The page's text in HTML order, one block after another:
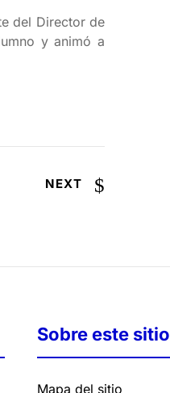
del Director de
y animó a
NEXT
Sobre este sitio
Mapa del sitio